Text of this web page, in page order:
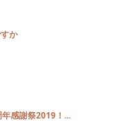
か
感謝祭2019！...